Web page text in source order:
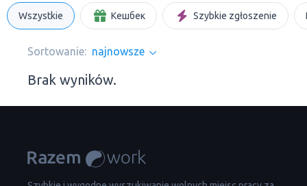
Wszystkie Кешбек Szybkie zgłoszenie
Sortowanie: najnowsze
Brak wyników.